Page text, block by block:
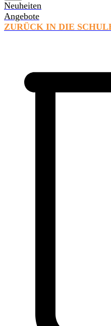
Neuheiten
Angebote
ZURÜCK IN DIE